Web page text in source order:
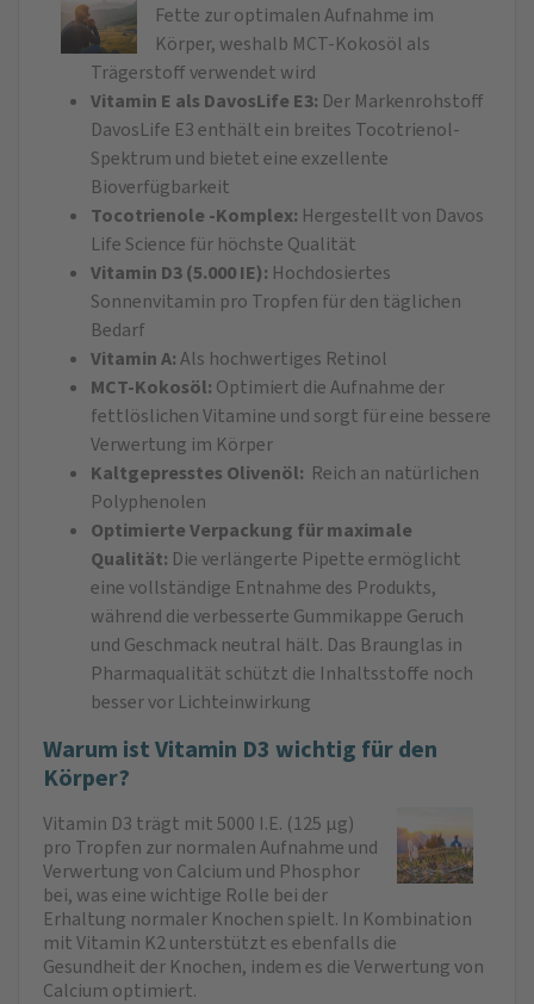
Fette zur optimalen Aufnahme im
Körper, weshalb MCT-Kokosöl als
Trägerstoff verwendet wird
Vitamin E als DavosLife E3: Der Markenrohstoff
DavosLife E3 enthält ein breites Tocotrienol-
Spektrum und bietet eine exzellente
Bioverfügbarkeit
Tocotrienole -Komplex: Hergestellt von Davos
Life Science für höchste Qualität
Vitamin D3 (5.000 IE): Hochdosiertes
Sonnenvitamin pro Tropfen für den täglichen
Bedarf
Vitamin A:Als hochwertiges Retinol
MCT-Kokosöl: Optimiert die Aufnahme der
fettlöslichen Vitamine und sorgt für eine bessere
Verwertung im Körper
Kaltgepresstes Olivenöl: Reich an natürlichen
Polyphenolen
Optimierte Verpackung für maximale
Qualität: Die verlängerte Pipette ermöglicht
eine vollständige Entnahme des Produkts,
während die verbesserte Gummikappe Geruch
und Geschmack neutral hält. Das Braunglas in
Pharmaqualität schützt die Inhaltsstoffe noch
besser vor Lichteinwirkung
Warum ist Vitamin D3 wichtig für den
Körper?
Vitamin D3 trägt mit 5000 I.E. (125 µg)
pro Tropfen zur normalen Aufnahme und
Verwertung von Calcium und Phosphor
bei, was eine wichtige Rolle bei der
Erhaltung normaler Knochen spielt. In Kombination
mit Vitamin K2 unterstützt es ebenfalls die
Gesundheit der Knochen, indem es die Verwertung von
Calcium optimiert.